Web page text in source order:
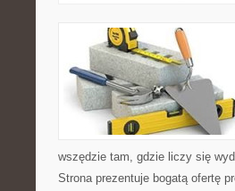
wszędzie tam, gdzie liczy się
Strona prezentuje bogatą ofertę